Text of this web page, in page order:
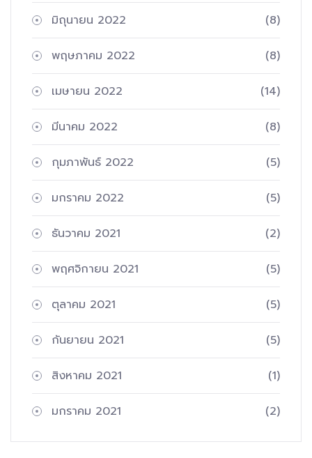
มิถุนายน 2022 (8)
พฤษภาคม 2022 (8)
เมษายน 2022 (14)
มีนาคม 2022 (8)
กุมภาพันธ์ 2022 (5)
มกราคม 2022 (5)
ธันวาคม 2021 (2)
พฤศจิกายน 2021 (5)
ตุลาคม 2021 (5)
กันยายน 2021 (5)
สิงหาคม 2021 (1)
มกราคม 2021 (2)